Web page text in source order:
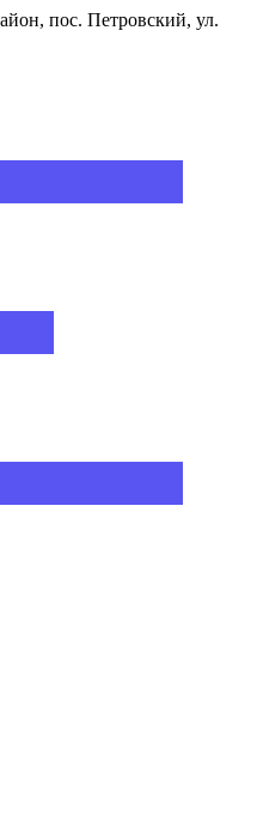
пос. Петровский, ул.